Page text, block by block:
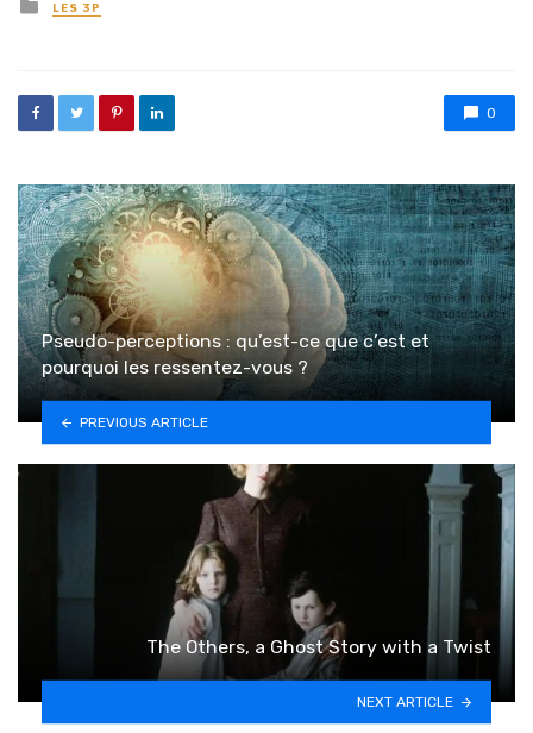
LES 3P
0
Pseudo-perceptions : qu’est-ce que c’est et
pourquoi les ressentez-vous ?
PREVIOUS ARTICLE
The Others, a Ghost Story with a Twist
NEXT ARTICLE